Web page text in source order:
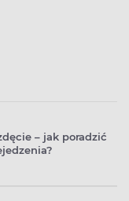
– jak poradzić